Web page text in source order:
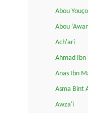
Abou
Abou
Ach'ari
Ahmad Ibn
Anas Ibn
Asma Bint
Awza'i